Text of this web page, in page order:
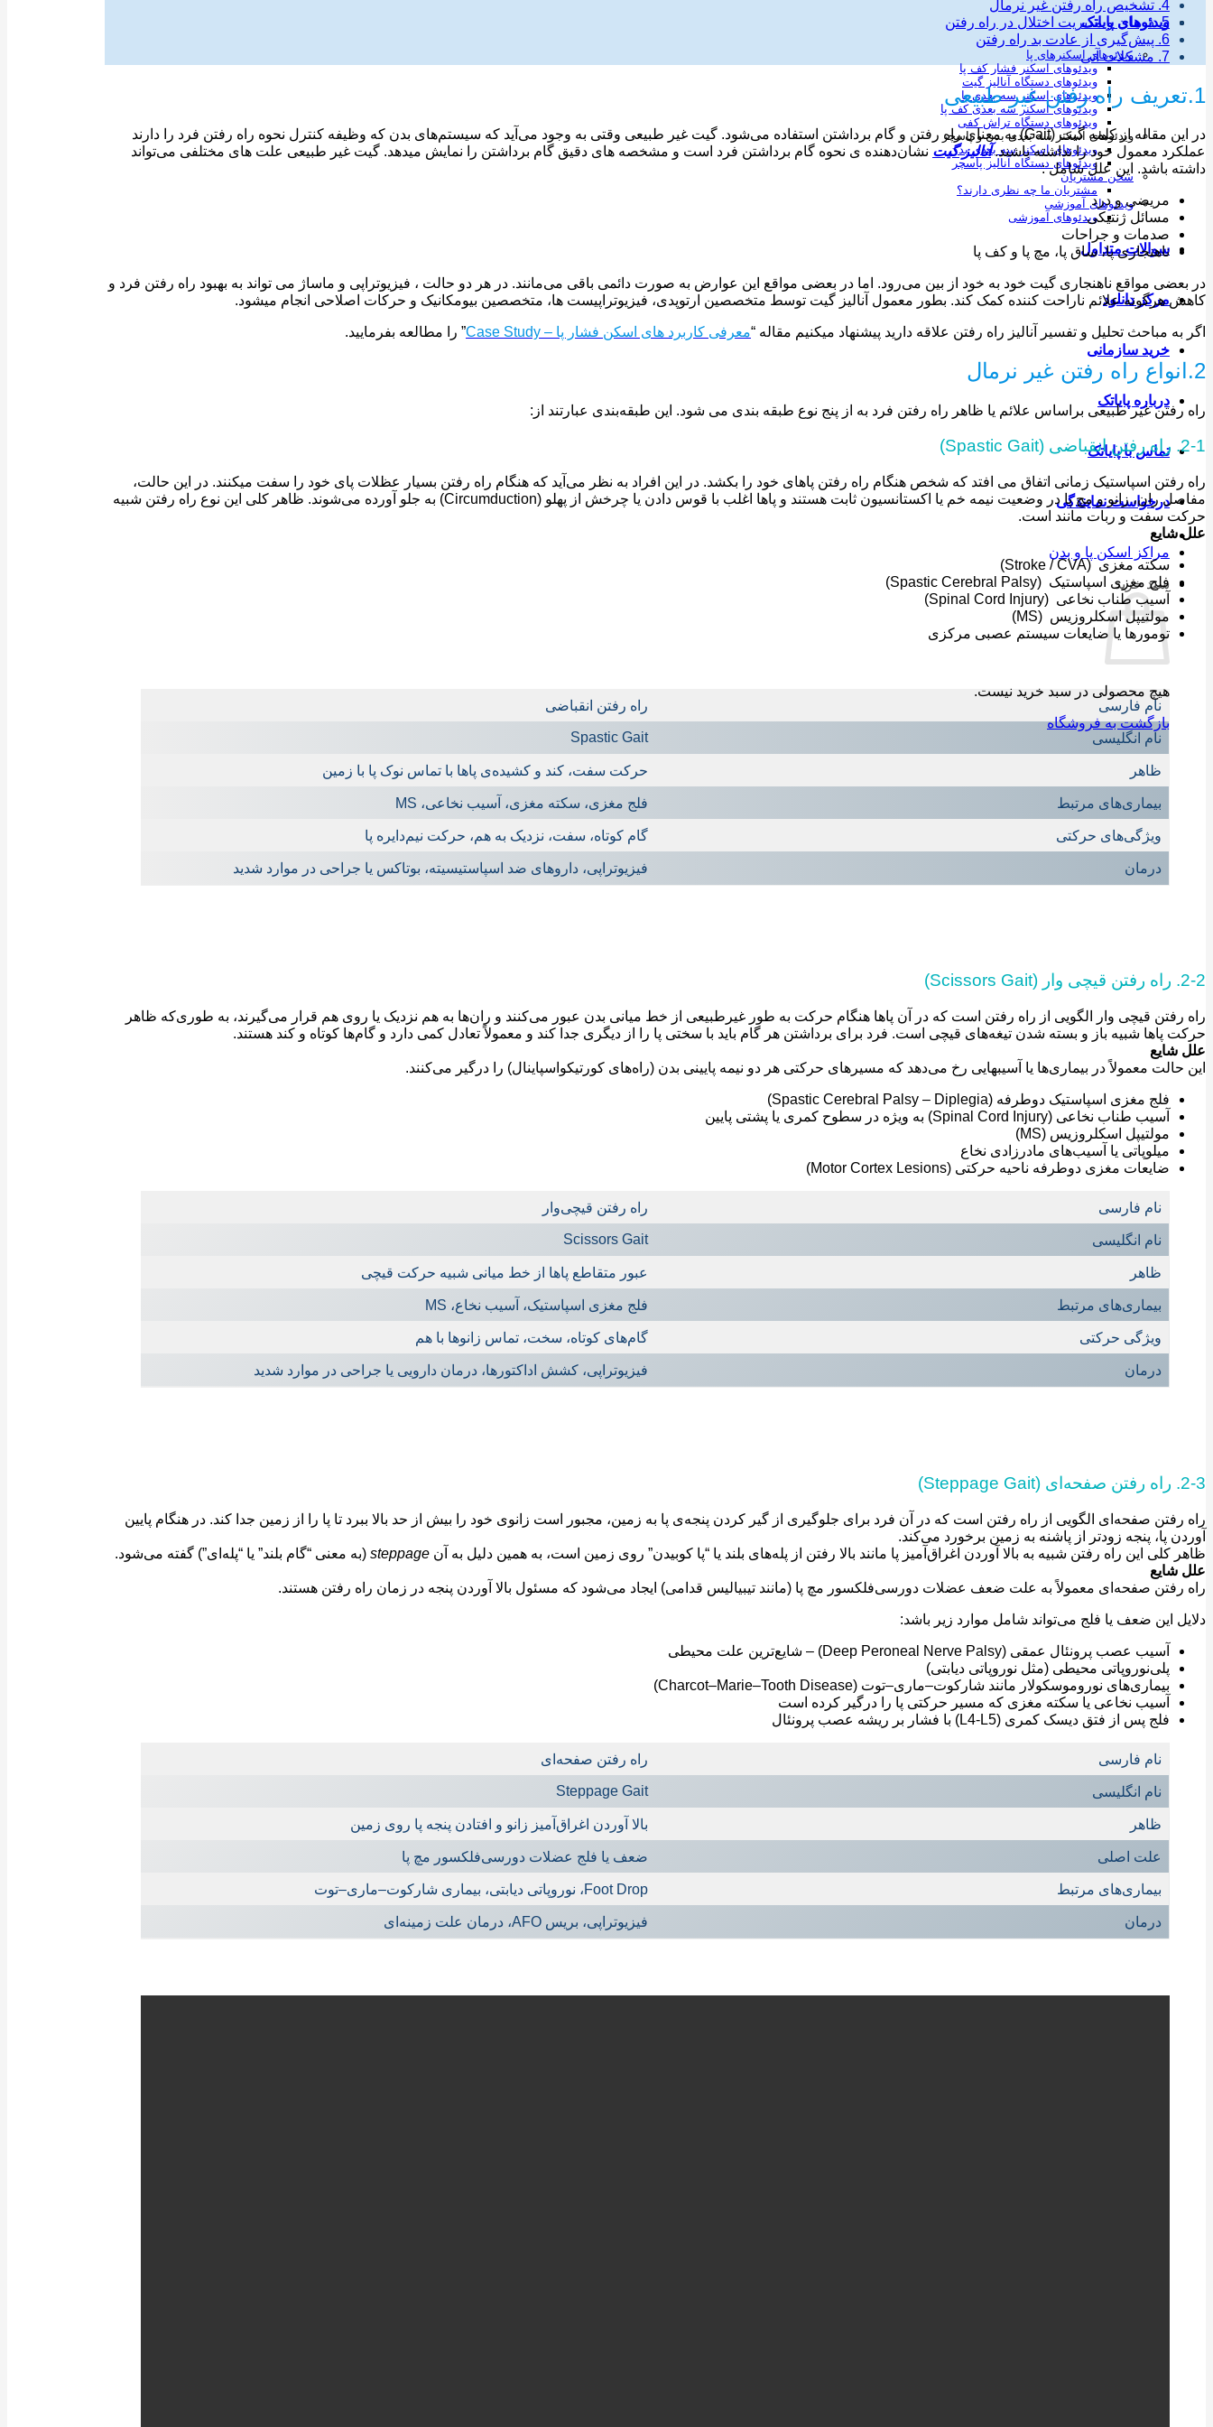
ویدئوهای پایاتک
ویدئوهای اسکنرهای پا
ویدئوهای اسکنر فشار کف پا
ویدئوهای دستگاه آنالیز گیت
ویدئوهای اسکنر سه بعدی پا
ویدئوهای اسکنر سه بعدی کف پا
ویدئوهای دستگاه تراش کفی
ویدئوهای اسکنر سه بعدی بدن و پاسچر
ویدئوهای اسکنر سه بعدی بدن
ویدئوهای دستگاه آنالیز پاسچر
سخن مشتریان
مشتریان ما چه نظری دارند؟
ویدئوهای آموزشی
ویدئوهای آموزشی
سوالات متداول
مرکز دانلود
خرید سازمانی
درباره پایاتک
تماس با پایاتک
درخواست نمایندگی
مراکز اسکن پا و بدن
سبد خرید
هیچ محصولی در سبد خرید نیست.
بازگشت به فروشگاه
4. تشخیص راه رفتن غیر نرمال
5. درمان و مدیریت اختلال در راه رفتن
6. پیش‌گیری از عادت بد راه رفتن
7. مشکلات آتی
1.تعریف راه رفتن غیر طبیعی
در این مقاله از کلمه گیت (Gait) به معنای راه رفتن و گام برداشتن استفاده می‌شود. گیت غیر طبیعی وقتی به وجود می‌آید که سیستم‌های بدن که وظیفه کنترل نحوه راه رفتن فرد را دارند
عملکرد معمول خود را نداشته باشند.آنالیز گیت نشان‌دهنده ی نحوه گام برداشتن فرد است و مشخصه های دقیق گام برداشتن را نمایش میدهد. گیت غیر طبیعی علت های مختلفی می‌تواند
داشته باشد. این علل شامل :
مریضی و درد
مسائل ژنتیکی
صدمات و جراحات
ناهنجاری پا، ساق پا، مچ پا و کف پا
در بعضی مواقع ناهنجاری گیت خود به خود از بین می‌رود. اما در بعضی مواقع این عوارض به صورت دائمی باقی می‌مانند. در هر دو حالت ، فیزیوتراپی و ماساژ می تواند به بهبود راه رفتن فرد و
کاهش هرگونه علائم ناراحت کننده کمک کند. بطور معمول آنالیز گیت توسط متخصصین ارتوپدی، فیزیوتراپیست ها، متخصصین بیومکانیک و حرکات اصلاحی انجام میشود.
اگر به مباحث تحلیل و تفسیر آنالیز راه رفتن علاقه دارید پیشنهاد میکنیم مقاله “معرفی کاربرد های اسکن فشار پا – Case Study ” را مطالعه بفرمایید.
2.انواع راه رفتن غیر نرمال
راه رفتن غیر طبیعی براساس علائم یا ظاهر راه رفتن فرد به از پنج نوع طبقه بندی می شود. این طبقه‌بندی عبارتند از:
2-1. راه رفتن انقباضی (Spastic Gait)
راه رفتن اسپاستیک زمانی اتفاق می افتد که شخص هنگام راه رفتن پاهای خود را بکشد. در این افراد به نظر می‌آید که هنگام راه رفتن بسیار عظلات پای خود را سفت میکنند. در این حالت،
مفاصل ران، زانو و مچ پا در وضعیت نیمه ‌خم یا اکستانسیون ثابت هستند و پاها اغلب با قوس ‌دادن یا چرخش از پهلو (Circumduction) به جلو آورده می‌شوند. ظاهر کلی این نوع راه رفتن شبیه
حرکت سفت و ربات‌ مانند است.
علل شایع
سکته مغزی (Stroke / CVA)
فلج مغزی اسپاستیک (Spastic Cerebral Palsy)
آسیب طناب نخاعی (Spinal Cord Injury)
مولتیپل اسکلروزیس (MS)
تومورها یا ضایعات سیستم عصبی مرکزی
نام فارسی راه رفتن انقباضی
نام انگلیسی Spastic Gait
ظاهر حرکت سفت، کند و کشیده‌ی پاها با تماس نوک پا با زمین
بیماری‌های مرتبط فلج مغزی، سکته مغزی، آسیب نخاعی، MS
ویژگی‌های حرکتی گام کوتاه، سفت، نزدیک به هم، حرکت نیم‌دایره پا
درمان فیزیوتراپی، داروهای ضد اسپاستیسیته، بوتاکس یا جراحی در موارد شدید
2-2. راه رفتن قیچی وار (Scissors Gait)
راه رفتن قیچی ‌وار الگویی از راه رفتن است که در آن پاها هنگام حرکت به‌ طور غیرطبیعی از خط میانی بدن عبور می‌کنند و ران‌ها به هم نزدیک یا روی هم قرار می‌گیرند، به ‌طوری‌که ظاهر
حرکت پاها شبیه باز و بسته شدن تیغه‌های قیچی است. فرد برای برداشتن هر گام باید با سختی پا را از دیگری جدا کند و معمولاً تعادل کمی دارد و گام‌ها کوتاه و کند هستند.
علل شایع
این حالت معمولاً در بیماری‌ها یا آسیبهایی رخ می‌دهد که مسیرهای حرکتی هر دو نیمه پایینی بدن (راه‌های کورتیکواسپاینال) را درگیر می‌کنند.
فلج مغزی اسپاستیک دوطرفه (Spastic Cerebral Palsy – Diplegia)
آسیب طناب نخاعی (Spinal Cord Injury) به ‌ویژه در سطوح کمری یا پشتی پایین
مولتیپل اسکلروزیس (MS)
میلوپاتی یا آسیب‌های مادرزادی نخاع
ضایعات مغزی دوطرفه ناحیه حرکتی (Motor Cortex Lesions)
نام فارسی راه رفتن قیچی‌وار
نام انگلیسی Scissors Gait
ظاهر عبور متقاطع پاها از خط میانی شبیه حرکت قیچی
بیماری‌های مرتبط فلج مغزی اسپاستیک، آسیب نخاع، MS
ویژگی حرکتی گام‌های کوتاه، سخت، تماس زانوها با هم
درمان فیزیوتراپی، کشش اداکتورها، درمان دارویی یا جراحی در موارد شدید
2-3. راه رفتن صفحه‌ای (Steppage Gait)
راه رفتن صفحه‌ای الگویی از راه رفتن است که در آن فرد برای جلوگیری از گیر کردن پنجه‌ی پا به زمین، مجبور است زانوی خود را بیش از حد بالا ببرد تا پا را از زمین جدا کند. در هنگام پایین
آوردن پا، پنجه زودتر از پاشنه به زمین برخورد می‌کند.
ظاهر کلی این راه رفتن شبیه به بالا آوردن اغراق‌آمیز پا مانند بالا رفتن از پله‌های بلند یا “پا کوبیدن” روی زمین است، به همین دلیل به آن steppage (به معنی “گام بلند” یا “پله‌ای”) گفته می‌شود.
علل شایع
راه رفتن صفحه‌ای معمولاً به علت ضعف عضلات دورسی‌فلکسور مچ پا (مانند تیبیالیس قدامی) ایجاد می‌شود که مسئول بالا آوردن پنجه در زمان راه رفتن هستند.
دلایل این ضعف یا فلج می‌تواند شامل موارد زیر باشد:
آسیب عصب پرونئال عمقی (Deep Peroneal Nerve Palsy) – شایع‌ترین علت محیطی
پلی‌نوروپاتی محیطی (مثل نوروپاتی دیابتی)
بیماری‌های نوروموسکولار مانند شارکوت–ماری–توت (Charcot–Marie–Tooth Disease)
آسیب نخاعی یا سکته مغزی که مسیر حرکتی پا را درگیر کرده است
فلج پس از فتق دیسک کمری (L4-L5) با فشار بر ریشه عصب پرونئال
نام فارسی راه رفتن صفحه‌ای
نام انگلیسی Steppage Gait
ظاهر بالا آوردن اغراق‌آمیز زانو و افتادن پنجه پا روی زمین
علت اصلی ضعف یا فلج عضلات دورسی‌فلکسور مچ پا
بیماری‌های مرتبط Foot Drop، نوروپاتی دیابتی، بیماری شارکوت–ماری–توت
درمان فیزیوتراپی، بریس AFO، درمان علت زمینه‌ای